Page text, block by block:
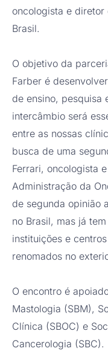
oncologista e
Brasil.
O objetivo da
Farber é
de ensino, pesquisa
intercâmbio será
entre as nossas
busca de uma
Ferrari, oncologista
Administração da
de segunda opinião
no Brasil, mas já
instituições e
renomados no
O encontro é
Mastologia (SBM),
Clínica (SBOC) e
Cancerologia (SBC).